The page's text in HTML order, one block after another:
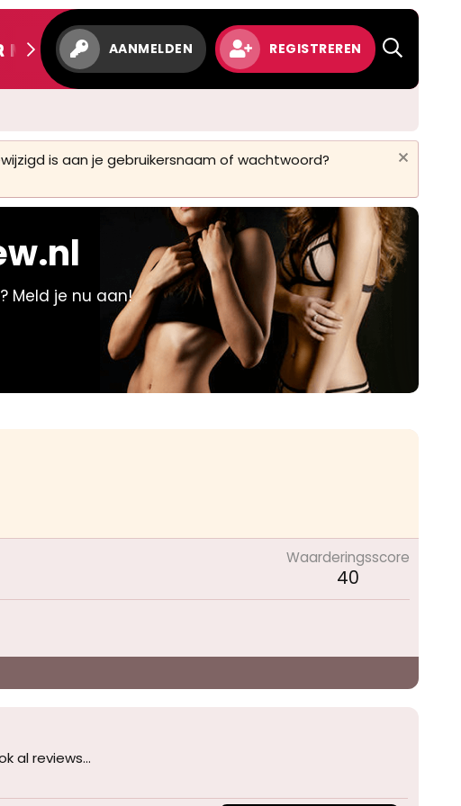
nieuw AANMELDEN REGISTREREN
is aan je gebruikersnaam of wachtwoord?
Meld je nu aan!
Waarderingsscore
40
al reviews...